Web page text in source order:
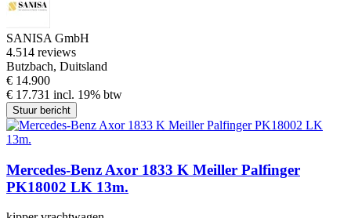
SANISA GmbH
4.514 reviews
Butzbach, Duitsland
€ 14.900
€ 17.731 incl. 19% btw
Stuur bericht
Mercedes-Benz Axor 1833 K Meiller Palfinger
PK18002 LK 13m.